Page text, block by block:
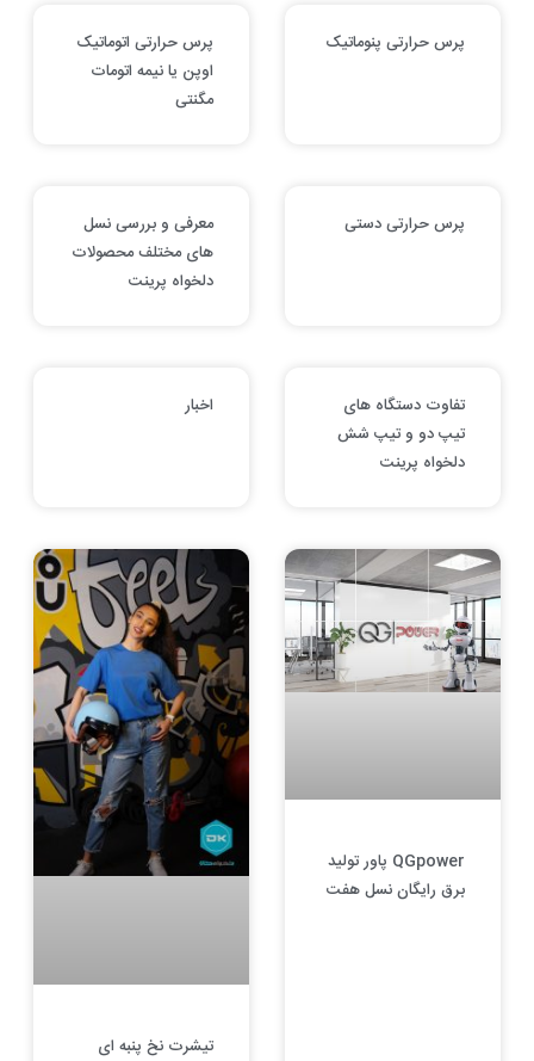
پرس حرارتی پنوماتیک
پرس حرارتی اتوماتیک
اوپن یا نیمه اتومات
مگنتی
پرس حرارتی دستی
معرفی و بررسی نسل
های مختلف محصولات
دلخواه پرینت
تفاوت دستگاه های
تیپ دو و تیپ شش
دلخواه پرینت
اخبار
QGpower پاور تولید
برق رایگان نسل هفت
تیشرت نخ پنبه ای